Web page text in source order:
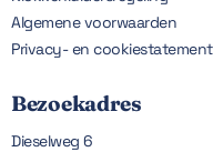
Algemene voorwaarden
Privacy- en cookiestatement
Bezoekadres
Dieselweg 6